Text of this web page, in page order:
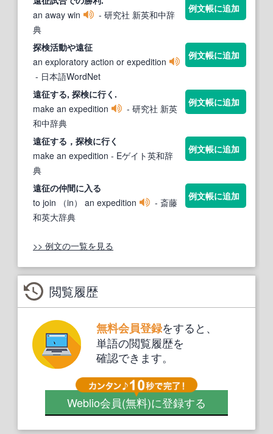
an away win
- 研究社 新英和中辞
典
例文帳に追加
探検活動や遠征
an exploratory action or expedition
- 日本語WordNet
例文帳に追加
遠征する, 探検に行く.
make an expedition
- 研究社 新英
和中辞典
例文帳に追加
遠征する，探検に行く
make an expedition - Eゲイト英和辞
典
例文帳に追加
遠征の仲間に入る
to join （in） an expedition
- 斎藤
和英大辞典
例文帳に追加
>> 例文の一覧を見る
閲覧履歴
無料会員登録をすると、
単語の閲覧履歴を
確認できます。
Weblio会員(無料)に登録する